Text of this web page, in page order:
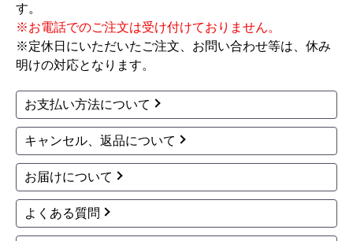
す。
※お電話でのご注文は受け付けておりません。
※定休日にいただいたご注文、お問い合わせ等は、休み
明けの対応となります。
お支払い方法について
キャンセル、返品について
お届けについて
よくある質問